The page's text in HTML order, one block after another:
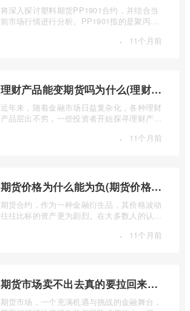
将深入探讨塑料期货PP1901合约，并结合当
前市场行情进行分析。PP1901指的是聚丙烯
· 11个月前
理财产品能变期货吗为什么(理财产品能变期货吗为什么不能买)
近年来，随着金融市场日益复杂化，各种理财
产品层出不穷，一些投资者开始探寻理财产品
· 11个月前
期货价格为什么能为负(期货价格为什么能为负数呢)
期货合约，作为一种金融衍生品，其价格波动
往往比标的资产更为剧烈。在大多数人的认知
· 11个月前
期货市场卖不出去真的要拉回来吗(期货有买不到或卖不出去的时候吗)
期货市场，一个充满机遇与挑战的金融舞台，